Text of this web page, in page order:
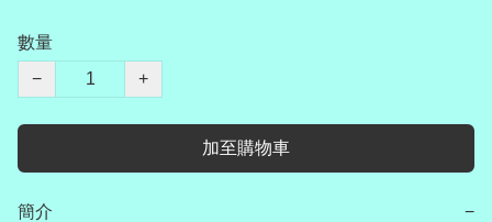
數量
−
+
加至購物車
簡介 −